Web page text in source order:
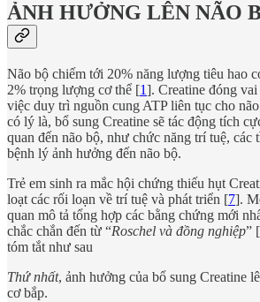
ẢNH HƯỞNG LÊN NÃO
Não bộ chiếm tới 20% năng lượng tiêu hao
2% trọng lượng cơ thể [1]. Creatine đóng
việc duy trì nguồn cung ATP liên tục cho
có lý là, bổ sung Creatine sẽ tác động tích
quan đến não bộ, như chức năng trí tuệ, các
bệnh lý ảnh hưởng đến não bộ.
Trẻ em sinh ra mắc hội chứng thiếu hụt
loạt các rối loạn về trí tuệ và phát triển [7].
quan mô tả tổng hợp các bằng chứng mới
chắc chắn đến từ “Roschel và đồng nghiệp”
tóm tắt như sau
Thứ nhất, ảnh hưởng của bổ sung Creatine
cơ bắp.